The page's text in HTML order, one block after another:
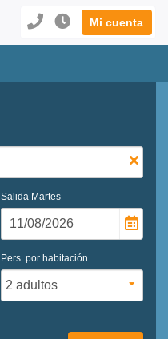
Mi cuenta
Salida Martes
Pers. por habitación